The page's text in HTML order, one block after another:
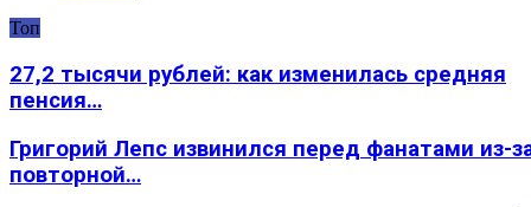
Топ
27,2 тысячи рублей: как изменилась средняя
пенсия…
Григорий Лепс извинился перед фанатами из-
повторной…